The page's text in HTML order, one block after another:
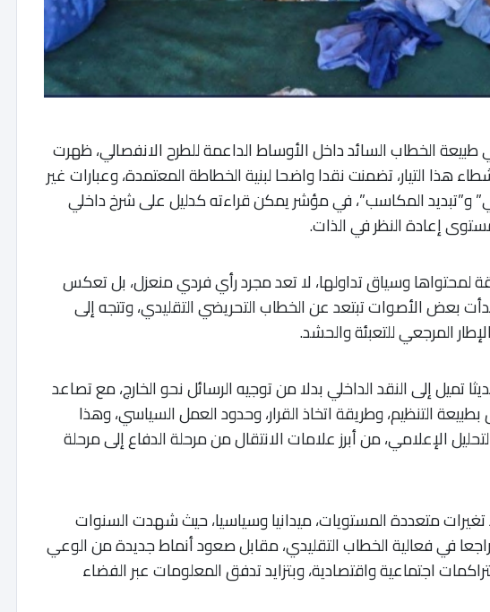
الخطاب السائد داخل الأوساط الداعمة للطرح الانفصالي، ظهرت
هذا التيار، تضمنت نقدا واضحا لبنية الخطاطة المعتمدة، وعبارات غير
المكاسب”، في مؤشر يمكن قراءته كدليل على شرخ داخلي
إعادة النظر في الذات.
لمحتواها وسياق تداولها، لا تعد مجرد رأي فردي منعزل، بل تعكس
بعض الأصوات تبتعد عن الخطاب التحريضي التقليدي، وتتجه إلى
المرجعي للتعبئة والحشد.
تميل إلى النقد الداخلي بدلا من توجيه الرسائل نحو الخارج، مع تصاعد
التنظيم، وطريقة اتخاذ القرار، وحدود العمل السياسي، وهذا
الإعلامي، من أبرز علامات الانتقال من مرحلة الدفاع إلى مرحلة
متعددة المستويات، ميدانيا وسياسيا، حيث شهدت السنوات
وتراجعا في فعالية الخطاب التقليدي، مقابل صعود أنماط جديدة من الوعي
اجتماعية واقتصادية، وبتزايد تدفق المعلومات عبر الفضاء